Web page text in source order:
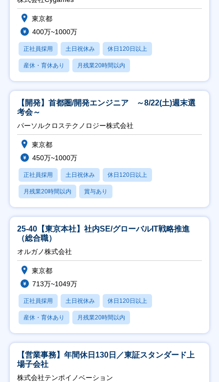
東京都
400万~1000万
正社員採用 土日祝休み 休日120日以上
産休・育休あり 月残業20時間以内
【開発】首都圏/開発エンジニア ～8/22(土)週末選
考会～
パーソルクロステクノロジー株式会社
東京都
450万~1000万
正社員採用 土日祝休み 休日120日以上
月残業20時間以内 賞与あり
25-40【東京本社】社内SE/グローバルIT戦略推進
（総合職）
オルガノ株式会社
東京都
713万~1049万
正社員採用 土日祝休み 休日120日以上
産休・育休あり 月残業20時間以内
【営業事務】年間休日130日／東証スタンダード上
場子会社
株式会社テンポイノベーション